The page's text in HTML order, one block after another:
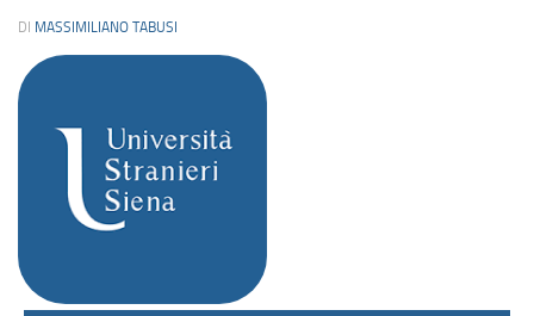
DI MASSIMILIANO TABUSI